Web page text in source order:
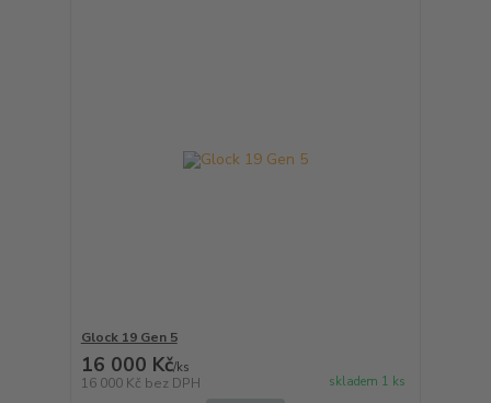
Glock 19 Gen 5
16 000 Kč/ks
16 000 Kč bez DPH skladem 1 ks